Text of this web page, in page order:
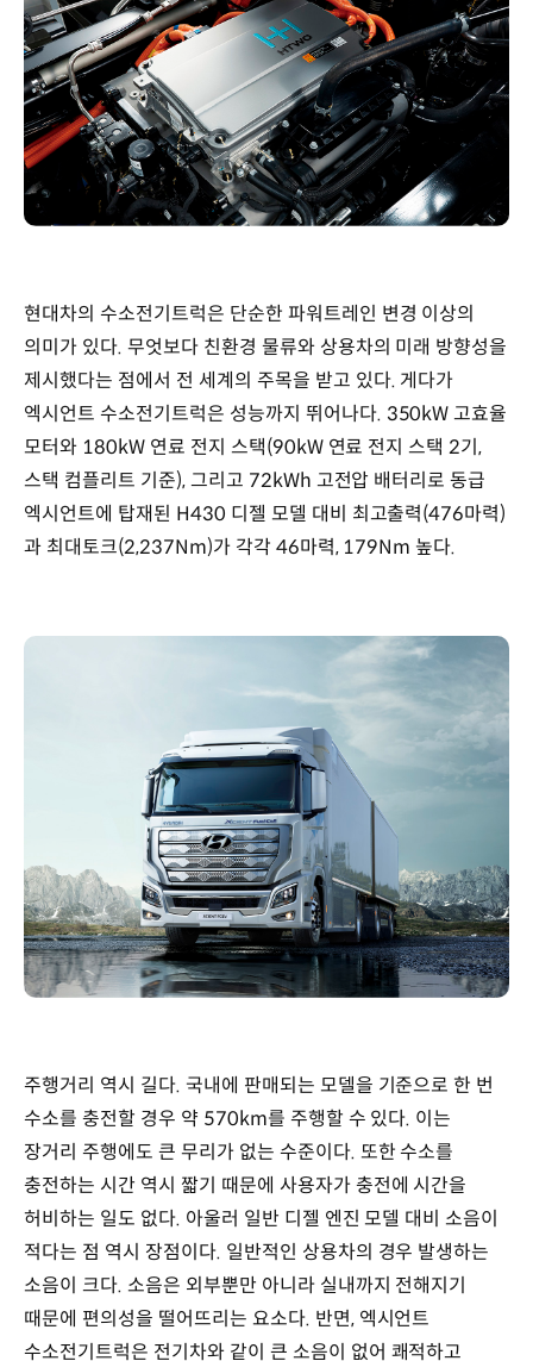
현대차의 수소전기트럭은 단순한 파워트레인 변경 이상의
의미가 있다. 무엇보다 친환경 물류와 상용차의 미래 방향성을
제시했다는 점에서 전 세계의 주목을 받고 있다. 게다가
엑시언트 수소전기트럭은 성능까지 뛰어나다. 350kW 고효율
모터와 180kW 연료 전지 스택(90kW 연료 전지 스택 2기,
스택 컴플리트 기준), 그리고 72kWh 고전압 배터리로 동급
엑시언트에 탑재된 H430 디젤 모델 대비 최고출력(476마력)
과 최대토크(2,237Nm)가 각각 46마력, 179Nm 높다.
주행거리 역시 길다. 국내에 판매되는 모델을 기준으로 한 번
수소를 충전할 경우 약 570km를 주행할 수 있다. 이는
장거리 주행에도 큰 무리가 없는 수준이다. 또한 수소를
충전하는 시간 역시 짧기 때문에 사용자가 충전에 시간을
허비하는 일도 없다. 아울러 일반 디젤 엔진 모델 대비 소음이
적다는 점 역시 장점이다. 일반적인 상용차의 경우 발생하는
소음이 크다. 소음은 외부뿐만 아니라 실내까지 전해지기
때문에 편의성을 떨어뜨리는 요소다. 반면, 엑시언트
수소전기트럭은 전기차와 같이 큰 소음이 없어 쾌적하고